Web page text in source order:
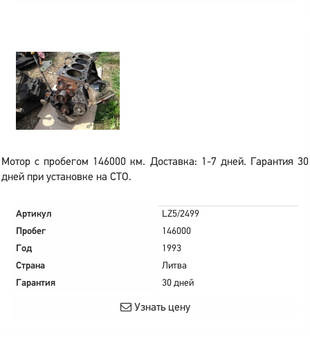
Мотор с пробегом 146000 км. Доставка: 1-7 дней. Гарантия 30
дней при установке на СТО.
Артикул
LZ5/2499
Пробег
146000
Год
1993
Страна
Литва
Гарантия
30 дней
Узнать цену